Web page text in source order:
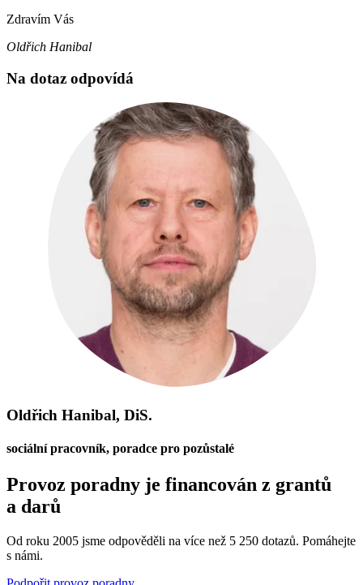
Zdravím Vás
Oldřich Hanibal
Na dotaz odpovídá
Oldřich Hanibal, DiS.
sociální pracovník, poradce pro pozůstalé
Provoz poradny je financován z grantů
a darů
Od roku 2005 jsme odpověděli na více než 5 250 dotazů. Pomáhejte
s námi.